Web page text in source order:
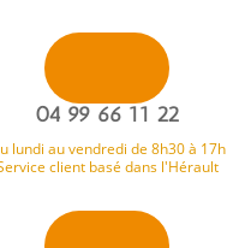
04 99 66 11 22
lundi au vendredi de 8h30 à 17h
client basé dans l'Hérault